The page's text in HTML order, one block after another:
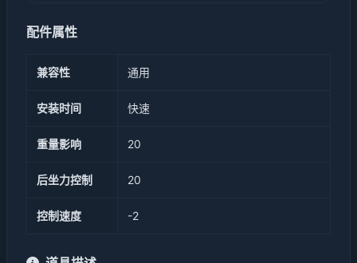
配件属性
兼容性 通用
安装时间 快速
重量影响 20
后坐力控制 20
控制速度 -2